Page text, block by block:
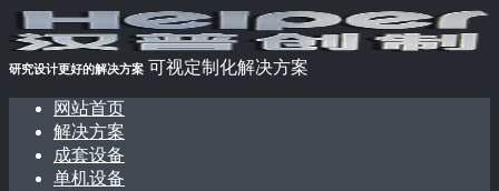
研究设计更好的解决方案 可视定制化解决方案
网站首页
解决方案
成套设备
单机设备